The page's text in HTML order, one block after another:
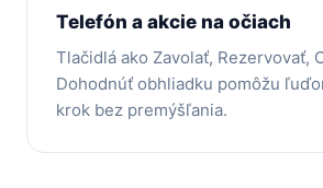
Telefón a akcie na očiach
Tlačidlá ako Zavolať, Rezervovať,
Dohodnúť obhliadku pomôžu
krok bez premýšľania.